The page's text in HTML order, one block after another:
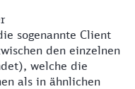
sogenannte Client
den einzelnen
welche die
als in ähnlichen